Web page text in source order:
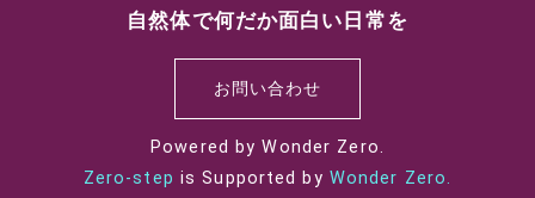
自然体で何だか面白い日常を
お問い合わせ
Powered by Wonder Zero.
Zero-step is Supported by Wonder Zero.